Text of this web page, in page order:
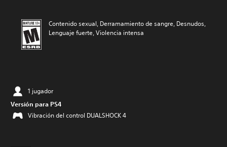
Contenido sexual, Derramamiento de sangre, Desnudos,
Lenguaje fuerte, Violencia intensa
1 jugador
Versión para PS4
Vibración del control DUALSHOCK 4